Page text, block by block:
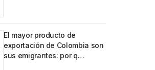
El mayor producto de
exportación de Colombia son
sus emigrantes: por q…